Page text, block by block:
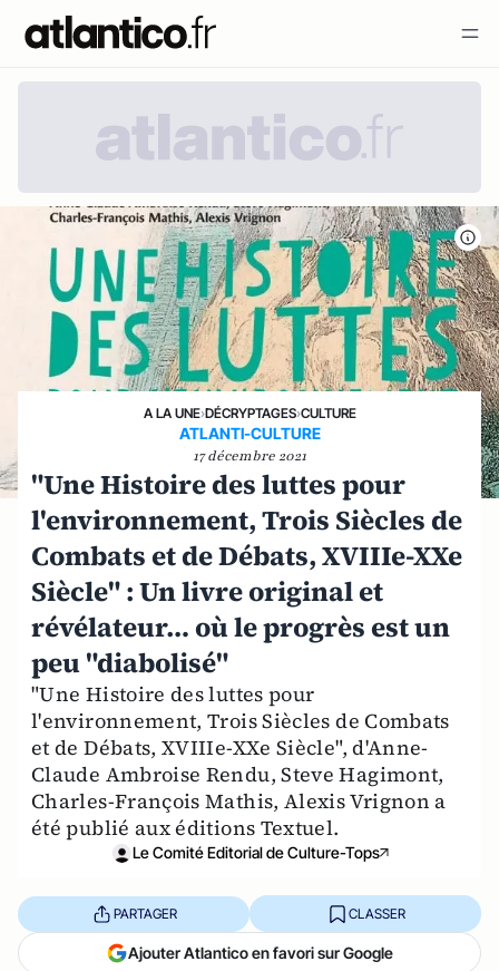
A LA UNE›DÉCRYPTAGES›CULTURE
ATLANTI-CULTURE
17 décembre 2021
"Une Histoire des luttes pour
l'environnement, Trois Siècles de
Combats et de Débats, XVIIIe-XXe
Siècle" : Un livre original et
révélateur… où le progrès est un
peu "diabolisé"
"Une Histoire des luttes pour
l'environnement, Trois Siècles de Combats
et de Débats, XVIIIe-XXe Siècle", d'Anne-
Claude Ambroise Rendu, Steve Hagimont,
Charles-François Mathis, Alexis Vrignon a
été publié aux éditions Textuel.
Le Comité Editorial de Culture-Tops
PARTAGER CLASSER
Ajouter Atlantico en favori sur Google